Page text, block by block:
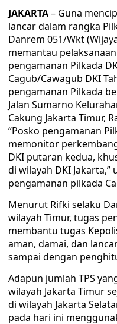
JAKARTA– Guna
lancar dalam rangka
Danrem 051/Wkt
memantau
pengamanan Pilkada
Cagub/Cawagub DKI
pengamanan Pilkada
Jalan Sumarno
Cakung Jakarta Timur,
“Posko pengamanan
memonitor
DKI putaran kedua,
di wilayah DKI
pengamanan pilkada
Menurut Rifki selaku
wilayah Timur, tugas
membantu tugas
aman, damai, dan
sampai dengan
Adapun jumlah TPS
wilayah Jakarta Timur
di wilayah Jakarta
pada hari ini